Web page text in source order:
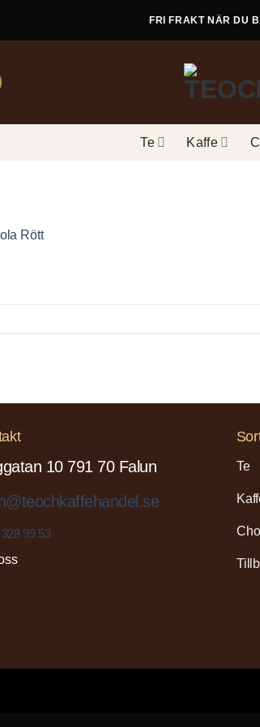
FRI FRAKT NÄR DU
Te Kaffe
Rött
10 791 70 Falun
99 53
Te